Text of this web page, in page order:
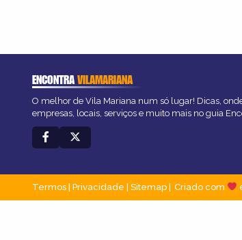
ENCONTRAVILAMARIANA
O melhor de Vila Mariana num só lugar! Dicas,
empresas, locais, serviços e muito mais no guia
Termos Privacidade Sitemap Criado com